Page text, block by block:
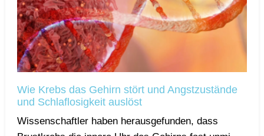
Wie Krebs das Gehirn stört und Angstzustände
und Schlaflosigkeit auslöst
Wissenschaftler haben herausgefunden, dass